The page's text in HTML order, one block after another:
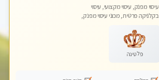
עיסוי מפנק, עיסוי מקצועי, עיסוי
בקלניקה פרטית, מכוני עיסוי מפנק,
פלטינה